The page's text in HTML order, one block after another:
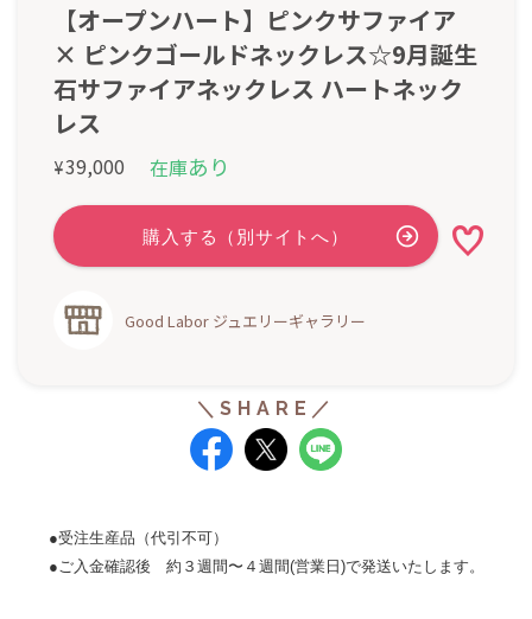
【オープンハート】ピンクサファイア
× ピンクゴールドネックレス☆9月誕生
石サファイアネックレス ハートネック
レス
¥39,000 在庫あり
Good Labor ジュエリーギャラリー
●受注生産品（代引不可）
●ご入金確認後 約３週間〜４週間(営業日)で発送いたします。